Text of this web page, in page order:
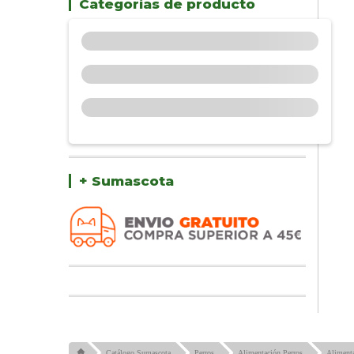
Categorías de producto
+ Sumascota